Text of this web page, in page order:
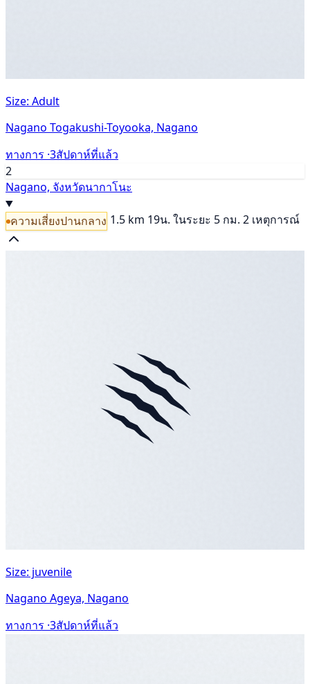
Size: Adult
Nagano Togakushi-Toyooka, Nagano
ทางการ ·3สัปดาห์ที่แล้ว
2
Nagano, จังหวัดนากาโนะ
ความเสี่ยงปานกลาง 1.5 km 19น. ในระยะ 5 กม. 2 เหตุการณ์
Size: juvenile
Nagano Ageya, Nagano
ทางการ ·3สัปดาห์ที่แล้ว